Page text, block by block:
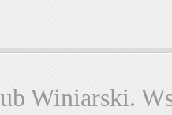
Winiarski.